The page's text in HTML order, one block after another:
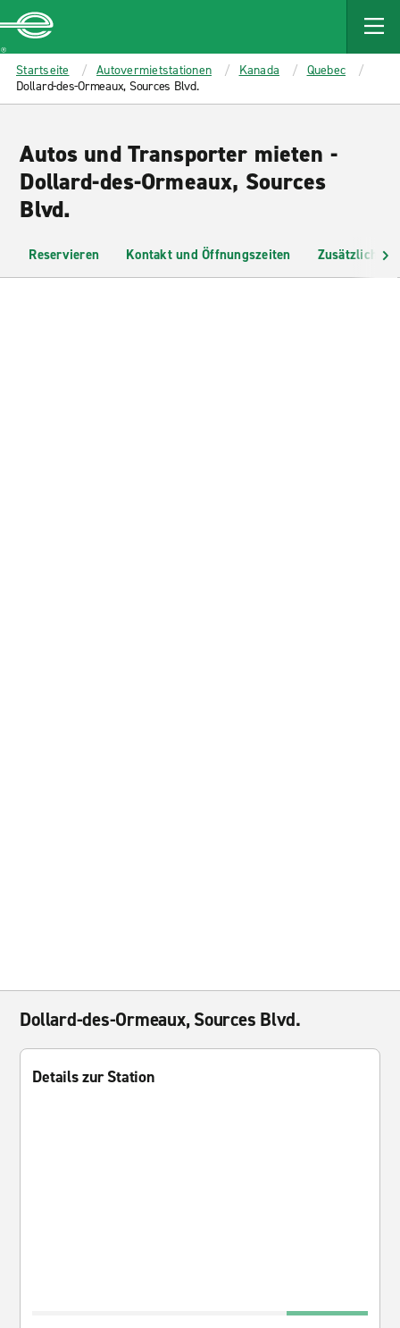
MAIN
CONTENT
Enterprise
Startseite Autovermietstationen Kanada
Quebec
Dollard-des-Ormeaux, Sources Blvd.
Autos und Transporter mieten -
Dollard-des-Ormeaux, Sources
Blvd.
Reservieren Kontakt und Öffnungszeiten Zusätzliche
Dollard-des-Ormeaux, Sources Blvd.
Details zur Station